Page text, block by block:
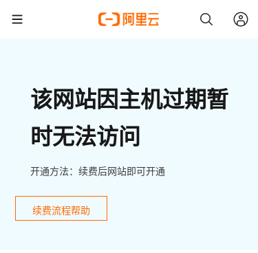
该网站因主机过期暂
时无法访问
开通方法：续费后网站即可开通
续费流程帮助